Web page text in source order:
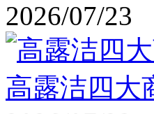
2026/07/23
高露洁四大